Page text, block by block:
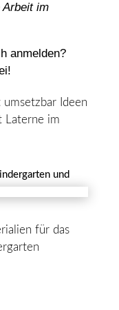
Arbeit im
anmelden?
Ideen
Laterne im
für das